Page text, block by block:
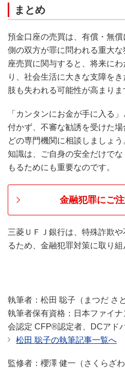
まとめ
預金口座の売買は、有償・無
側の双方が罪に問われる重大
座売買に関与すると、将来に
り、社会生活に大きな支障を
肢も失われる可能性が高まりま
「カンタンにお金が手に入る
付かず、不審な勧誘を受けた
どの専門機関に相談しましょ
知識は、ご自身の安全だけで
もるためにも重要なのです。
金融犯罪にご
三菱ＵＦＪ銀行は、特殊詐欺
るため、金融犯罪対策に取り組
執筆者：松田 聡子（まつだ さと
執筆者保有資格：日本ファイ
会認定 CFP®認定者、DCアド
松田 聡子の執筆記事一覧へ
監修者：櫻澤 健一（さくらざわ